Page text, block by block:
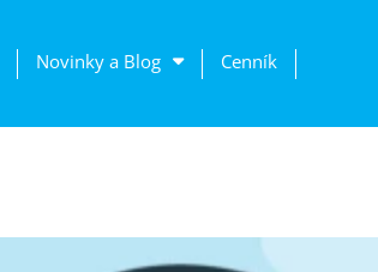
Novinky a Blog Cenník